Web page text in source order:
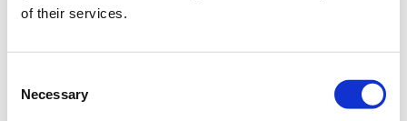
of their services.
Selection
Necessary
Το σεμινάριο απευθύνεται σε εκπαιδευτικούς Α/
Ιδιωτικής), οι οποίοι επιθυμούν να εξοικειωθούν με
τη χρήση του Scratch και να μάθουν πως μπορούν να
δημιουργήσουν εκπαιδευτικές ιστορίες και